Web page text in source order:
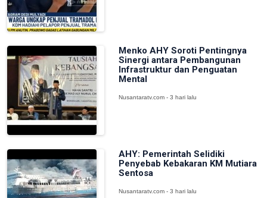
Menko AHY Soroti Pentingnya
Sinergi antara Pembangunan
Infrastruktur dan Penguatan
Mental
Nusantaratv.com - 3 hari lalu
AHY: Pemerintah Selidiki
Penyebab Kebakaran KM Mutiara
Sentosa
Nusantaratv.com - 3 hari lalu